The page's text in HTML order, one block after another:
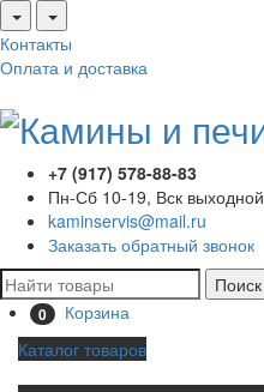
Контакты
Оплата и доставка
+7 (917) 578-88-83
Пн-Сб 10-19, Вск выходной
kaminservis@mail.ru
Заказать обратный звонок
Поиск
0
Корзина
Каталог товаров